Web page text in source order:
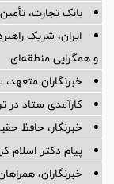
بانک تجارت،
ایران، شریک
و همگرایی منطقه‌ای
خبرنگاران
کارآمدی ستاد در
خبرنگار، حافظ
پیام دکتر اسلام
خبرنگاران،